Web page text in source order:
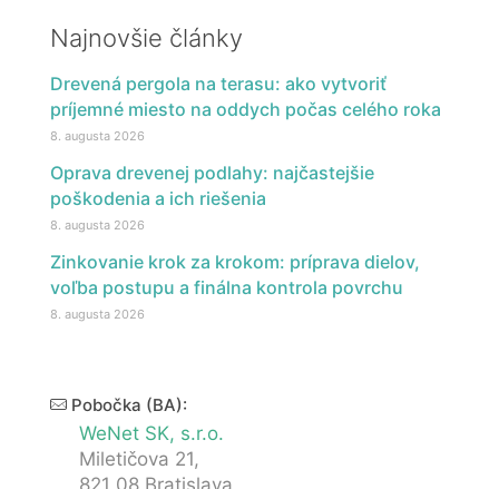
Najnovšie články
Drevená pergola na terasu: ako vytvoriť
príjemné miesto na oddych počas celého roka
8. augusta 2026
Oprava drevenej podlahy: najčastejšie
poškodenia a ich riešenia
8. augusta 2026
Zinkovanie krok za krokom: príprava dielov,
voľba postupu a finálna kontrola povrchu
8. augusta 2026
Pobočka (BA):
WeNet SK, s.r.o.
Miletičova 21,